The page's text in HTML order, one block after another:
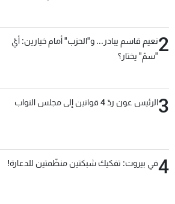
2نعيم قاسم يبادر... و"الحزب" أمام خيارين: أيّ
"سمّ" يختار؟
3الرئيس عون ردّ 4 قوانين إلى مجلس النواب
4في بيروت: تفكيك شبكتين منظّمتين للدعارة!